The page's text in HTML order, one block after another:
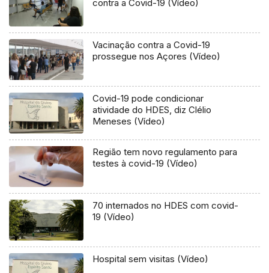
contra a Covid-19 (Vídeo)
Vacinação contra a Covid-19
prossegue nos Açores (Vídeo)
Covid-19 pode condicionar
atividade do HDES, diz Clélio
Meneses (Vídeo)
Região tem novo regulamento para
testes à covid-19 (Vídeo)
70 internados no HDES com covid-
19 (Vídeo)
Hospital sem visitas (Vídeo)